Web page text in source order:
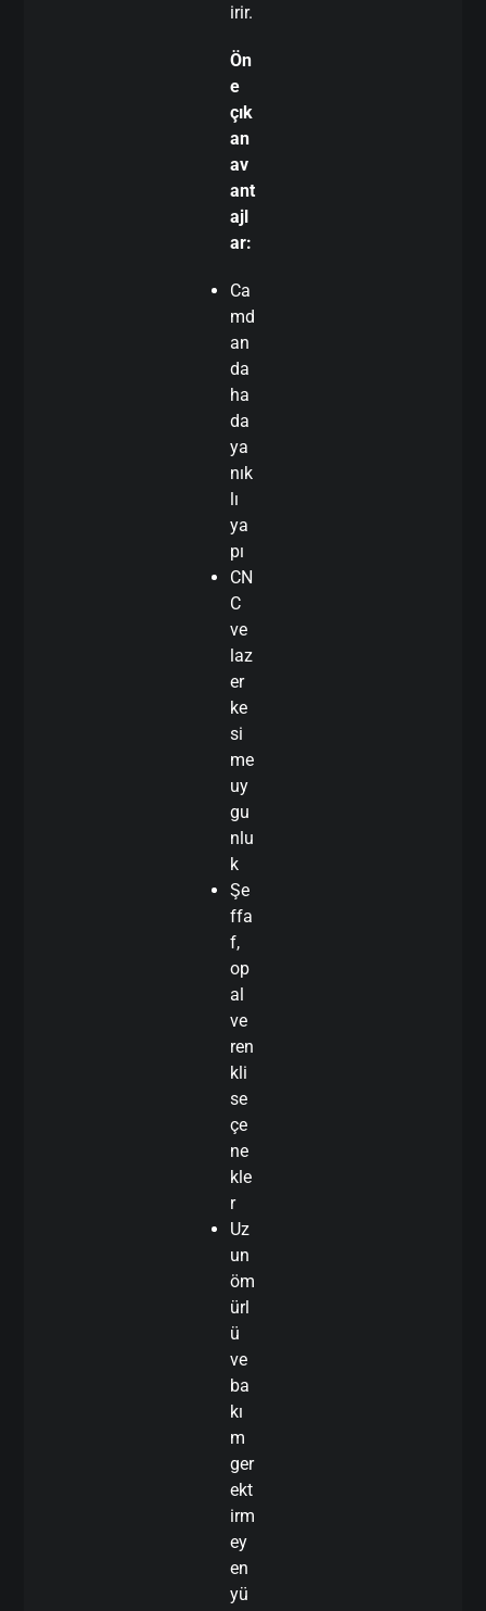
irir.
Ön
e
çık
an
av
ant
ajl
ar:
Ca
md
an
da
ha
da
ya
nık
lı
ya
pı
CN
C
ve
laz
er
ke
si
me
uy
gu
nlu
k
Şe
ffa
f,
op
al
ve
ren
kli
se
çe
ne
kle
r
Uz
un
öm
ürl
ü
ve
ba
kı
m
ger
ekt
irm
ey
en
yü